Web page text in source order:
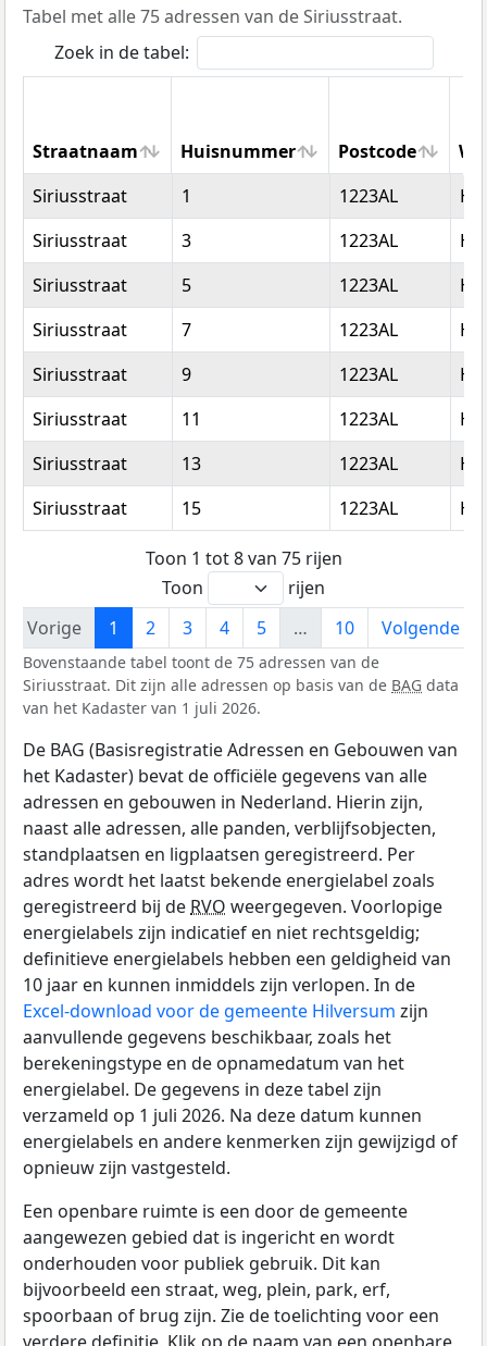
Tabel met alle 75 adressen van de Siriusstraat.
Zoek in de tabel:
Straatnaam Huisnummer Postcode
Straatnaam
Huisnummer Postcode
Siriusstraat 1 1223AL
Siriusstraat
3 1223AL
Siriusstraat
5 1223AL
Siriusstraat
7 1223AL
Siriusstraat
9 1223AL
Siriusstraat
11 1223AL
Siriusstraat
13 1223AL
Siriusstraat
15 1223AL
Toon 1 tot 8 van 75 rijen
Toon
rijen
Vorige
1 2 3 4 5 … 10 Volgende
Bovenstaande tabel toont de 75 adressen van de
Siriusstraat. Dit zijn alle adressen op basis van de BAG data
van het Kadaster van 1 juli 2026.
De BAG (Basisregistratie Adressen en Gebouwen van
het Kadaster) bevat de officiële gegevens van alle
adressen en gebouwen in Nederland. Hierin zijn,
naast alle adressen, alle panden, verblijfsobjecten,
standplaatsen en ligplaatsen geregistreerd. Per
adres wordt het laatst bekende energielabel zoals
geregistreerd bij de RVO weergegeven. Voorlopige
energielabels zijn indicatief en niet rechtsgeldig;
definitieve energielabels hebben een geldigheid van
10 jaar en kunnen inmiddels zijn verlopen. In de
Excel-download voor de gemeente Hilversum zijn
aanvullende gegevens beschikbaar, zoals het
berekeningstype en de opnamedatum van het
energielabel. De gegevens in deze tabel zijn
verzameld op 1 juli 2026. Na deze datum kunnen
energielabels en andere kenmerken zijn gewijzigd of
opnieuw zijn vastgesteld.
Een openbare ruimte is een door de gemeente
aangewezen gebied dat is ingericht en wordt
onderhouden voor publiek gebruik. Dit kan
bijvoorbeeld een straat, weg, plein, park, erf,
spoorbaan of brug zijn. Zie de toelichting voor een